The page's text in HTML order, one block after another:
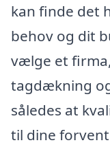
kan finde det
behov og dit
vælge et
tagdækning
således at
til dine